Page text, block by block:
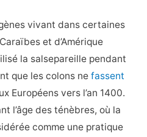
vivant dans certaines
et d’Amérique
la salsepareille pendant
que les colons ne fassent
Européens vers l’an 1400.
l’âge des ténèbres, où la
comme une pratique